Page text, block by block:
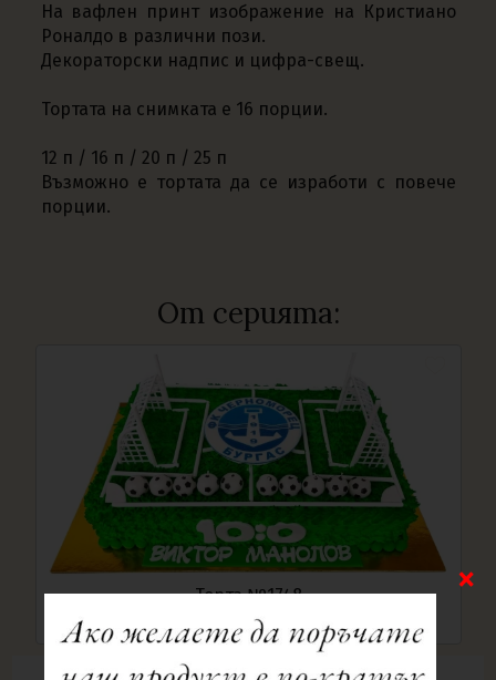
На вафлен принт изображение на Кристиано
Роналдо в различни пози.
Декораторски надпис и цифра-свещ.
Тортата на снимката е 16 порции.
12 п / 16 п / 20 п / 25 п
Възможно е тортата да се изработи с повече
порции.
От серията:
Торта №1748
103.79 €